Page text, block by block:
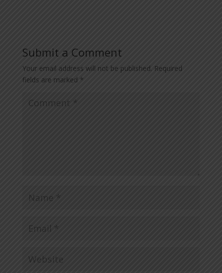
Submit a Comment
Your email address will not be published. Required
fields are marked *